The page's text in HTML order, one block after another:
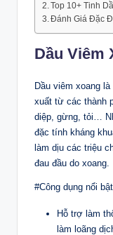
Top 10+ Tinh
Đánh Giá Đặc
Dầu Viêm
Dầu viêm xoang
xuất từ các thành
diệp, gừng, tỏi…
đặc tính kháng
làm dịu các triệu
đau đầu do xoang.
#Công dụng nổi bật
Hỗ trợ làm
làm loãng